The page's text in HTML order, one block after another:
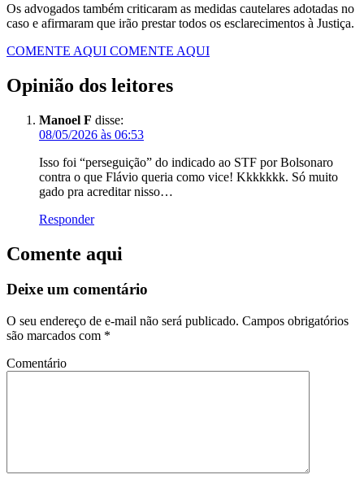
Os advogados também criticaram as medidas cautelares adotadas no
caso e afirmaram que irão prestar todos os esclarecimentos à Justiça.
COMENTE AQUI COMENTE AQUI
Opinião dos leitores
Manoel F disse:
08/05/2026 às 06:53
Isso foi “perseguição” do indicado ao STF por Bolsonaro
contra o que Flávio queria como vice! Kkkkkkk. Só muito
gado pra acreditar nisso…
Responder
Comente aqui
Deixe um comentário
O seu endereço de e-mail não será publicado. Campos obrigatórios
são marcados com *
Comentário